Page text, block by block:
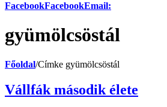
FacebookFacebookEmail:
gyümölcsöstál
Főoldal/Címke gyümölcsöstál
Vállfák második élete